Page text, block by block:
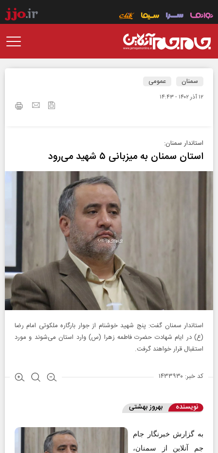
سمنان عمومی
۱۲ آذر ۱۴۰۲ - ۱۴:۴۳
استاندار سمنان:
استان سمنان به میزبانی ۵ شهید می‌رود
استاندار سمنان گفت: پنج شهید خوشنام از جوار بارگاره ملکوتی امام رضا
(ع) در ایام شهادت حضرت فاطمه زهرا (س) وارد استان می‌شوند و مورد
استقبال قرار خواهند گرفت.
کد خبر: ۱۴۳۳۹۳۰
نویسنده بهروز بهشتی
به گزارش خبرنگار جام
جم آنلاین از سمنان،